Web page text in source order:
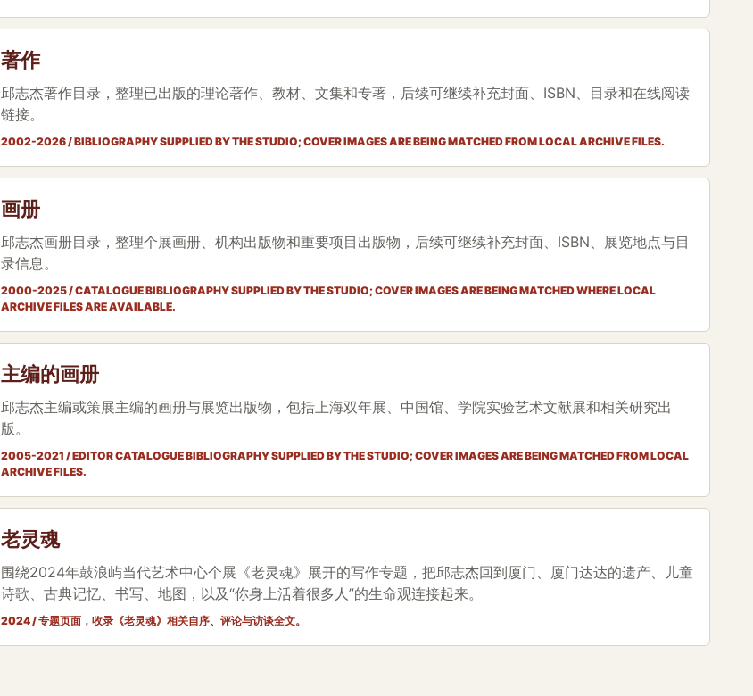
著作
邱志杰著作目录，整理已出版的理论著作、教材、文集和专著，后续可继续补充封面、ISBN、目录和在线阅读
链接。
2002-2026 / BIBLIOGRAPHY SUPPLIED BY THE STUDIO; COVER IMAGES ARE BEING MATCHED FROM LOCAL ARCHIVE FILES.
画册
邱志杰画册目录，整理个展画册、机构出版物和重要项目出版物，后续可继续补充封面、ISBN、展览地点与目
录信息。
2000-2025 / CATALOGUE BIBLIOGRAPHY SUPPLIED BY THE STUDIO; COVER IMAGES ARE BEING MATCHED WHERE LOCAL
ARCHIVE FILES ARE AVAILABLE.
主编的画册
邱志杰主编或策展主编的画册与展览出版物，包括上海双年展、中国馆、学院实验艺术文献展和相关研究出
版。
2005-2021 / EDITOR CATALOGUE BIBLIOGRAPHY SUPPLIED BY THE STUDIO; COVER IMAGES ARE BEING MATCHED FROM LOCAL
ARCHIVE FILES.
老灵魂
围绕2024年鼓浪屿当代艺术中心个展《老灵魂》展开的写作专题，把邱志杰回到厦门、厦门达达的遗产、儿童
诗歌、古典记忆、书写、地图，以及“你身上活着很多人”的生命观连接起来。
2024 / 专题页面，收录《老灵魂》相关自序、评论与访谈全文。